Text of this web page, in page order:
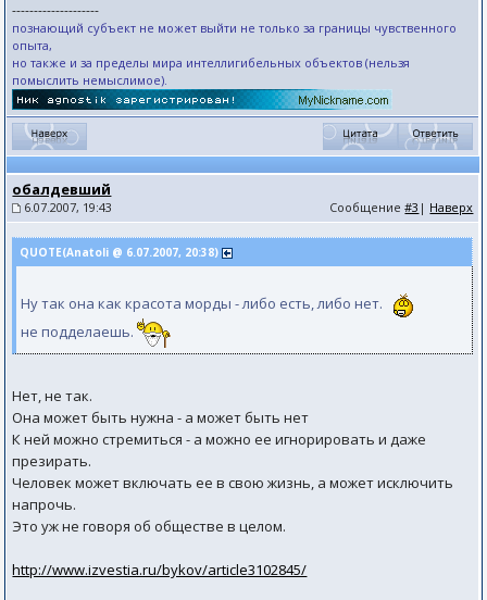
--------------------
познающий субъект не может выйти не только за границы чувственного
опыта,
но также и за пределы мира интеллигибельных объектов (нельзя
помыслить немыслимое).
обалдевший
6.07.2007, 19:43 Сообщение#3 | Наверх
QUOTE(Anatoli @ 6.07.2007, 20:38)
Ну так она как красота морды - либо есть, либо нет.
не подделаешь.
Нет, не так.
Она может быть нужна - а может быть нет
К ней можно стремиться - а можно ее игнорировать и даже
презирать.
Человек может включать ее в свою жизнь, а может исключить
напрочь.
Это уж не говоря об обществе в целом.
http://www.izvestia.ru/bykov/article3102845/